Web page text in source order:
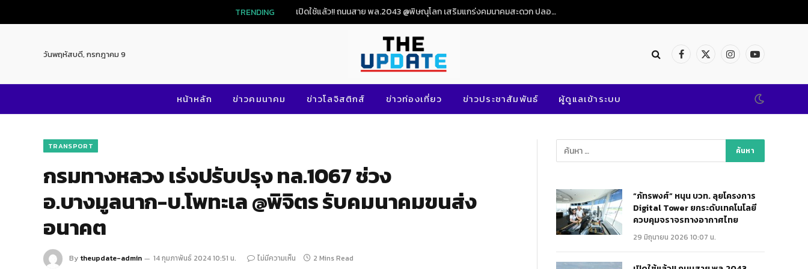
TRENDING เปิดใช้แล้ว!! ถนนสาย พล.2043 @พิษณุโลก เสริมแกร่งคมนาคมสะดวก ปลอดภัย
วันพฤหัสบดี, กรกฎาคม 9 Facebook
X
InstagramYouTube
หน้าหลัก ข่าวคมนาคม ข่าวโลจิสติกส์ ข่าวท่องเที่ยว ข่าวประชาสัมพันธ์ ผู้ดูแลเข้าระบบ
TRANSPORT
กรมทางหลวง เร่งปรับปรุง ทล.1067 ช่วง
อ.บางมูลนาก-บ.โพทะเล @พิจิตร รับคมนาคมขนส่ง
อนาคต
By theupdate-admin 14 กุมภาพันธ์ 2024 10:51 น. ไม่มีความเห็น 2 Mins Read
“ภัทรพงศ์” หนุน บวท. ลุยโครงการ
Digital Tower ยกระดับเทคโนโลยี
ควบคุมจราจรทางอากาศไทย
29 มิถุนายน 2026 10:07 น.